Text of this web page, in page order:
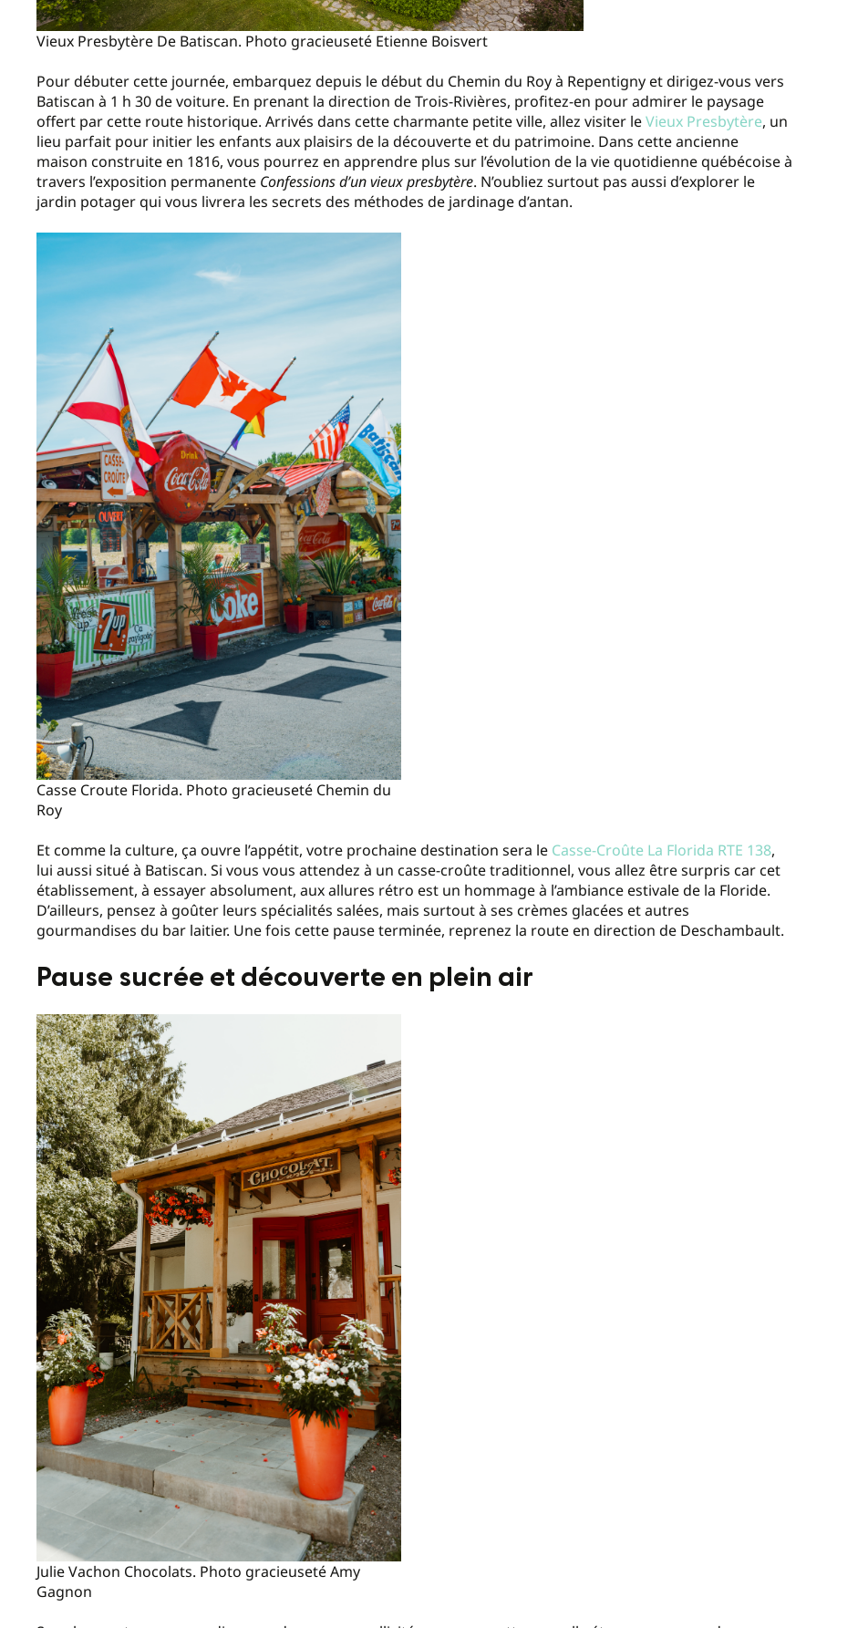
Vieux Presbytère De Batiscan. Photo gracieuseté Etienne Boisvert
Pour débuter cette journée, embarquez depuis le début du Chemin du Roy à Repentigny et dirigez-vous vers
Batiscan à 1 h 30 de voiture. En prenant la direction de Trois-Rivières, profitez-en pour admirer le paysage
offert par cette route historique. Arrivés dans cette charmante petite ville, allez visiter leVieux Presbytère, un
lieu parfait pour initier les enfants aux plaisirs de la découverte et du patrimoine. Dans cette ancienne
maison construite en 1816, vous pourrez en apprendre plus sur l’évolution de la vie quotidienne québécoise à
travers l’exposition permanente Confessions d’un vieux presbytère. N’oubliez surtout pas aussi d’explorer le
jardin potager qui vous livrera les secrets des méthodes de jardinage d’antan.
Casse Croute Florida. Photo gracieuseté Chemin du
Roy
Et comme la culture, ça ouvre l’appétit, votre prochaine destination sera le Casse-Croûte La Florida RTE 138,
lui aussi situé à Batiscan. Si vous vous attendez à un casse-croûte traditionnel, vous allez être surpris car cet
établissement, à essayer absolument, aux allures rétro est un hommage à l’ambiance estivale de la Floride.
D’ailleurs, pensez à goûter leurs spécialités salées, mais surtout à ses crèmes glacées et autres
gourmandises du bar laitier. Une fois cette pause terminée, reprenez la route en direction de Deschambault.
Pause sucrée et découverte en plein air
Julie Vachon Chocolats. Photo gracieuseté Amy
Gagnon